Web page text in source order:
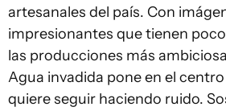
artesanales del país. Con
impresionantes que tienen
las producciones más
Agua invadida pone en el
quiere seguir haciendo ruido.